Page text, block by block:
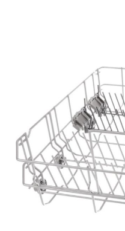
SEBO Filterbox X 5093ER
13,55 €*
1,69 € pro 1